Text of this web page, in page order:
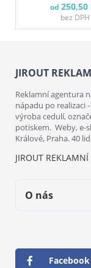
od 250,50
bez DPH
JIROUT
Reklamní agentura
nápadu po realizaci
výroba cedulí,
potiskem. Weby, e-
Králové, Praha. 40
JIROUT
O nás
Facebook